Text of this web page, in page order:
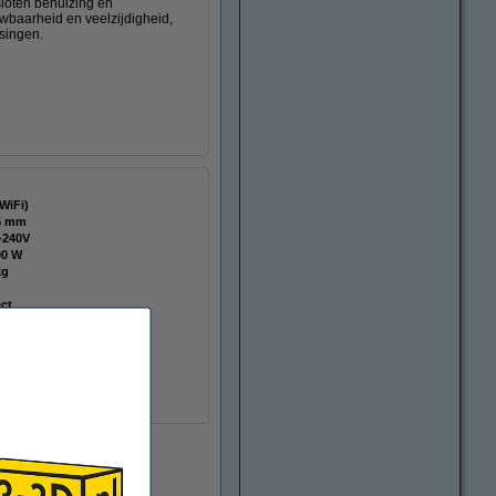
behuizing én
en veelzijdigheid,
mm
W